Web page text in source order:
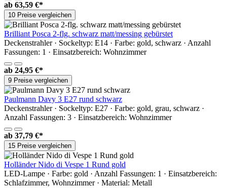
ab 63,59 €*
10 Preise vergleichen
Brilliant Posca 2-flg. schwarz matt/messing gebürstet
Deckenstrahler · Sockeltyp: E14 · Farbe: gold, schwarz · Anzahl
Fassungen: 1 · Einsatzbereich: Wohnzimmer
ab 24,95 €*
9 Preise vergleichen
Paulmann Davy 3 E27 rund schwarz
Deckenstrahler · Sockeltyp: E27 · Farbe: gold, grau, schwarz ·
Anzahl Fassungen: 3 · Einsatzbereich: Wohnzimmer
ab 37,79 €*
15 Preise vergleichen
Holländer Nido di Vespe 1 Rund gold
LED-Lampe · Farbe: gold · Anzahl Fassungen: 1 · Einsatzbereich:
Schlafzimmer, Wohnzimmer · Material: Metall